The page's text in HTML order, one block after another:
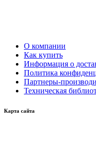
О компании
Как купить
Информация о
Политика
Партнеры-
Техническая
Карта сайта